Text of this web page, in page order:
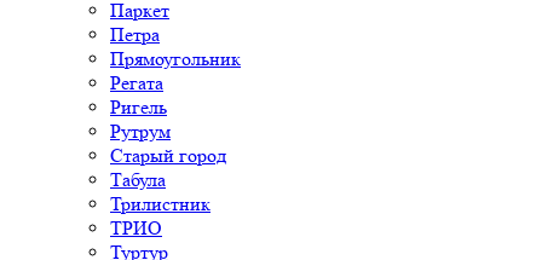
Паркет
Петра
Прямоугольник
Регата
Ригель
Рутрум
Старый город
Табула
Трилистник
ТРИО
Туртур